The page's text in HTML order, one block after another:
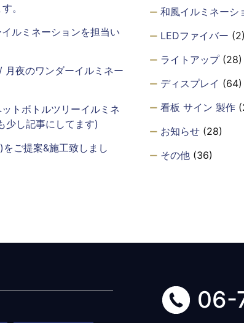
。
ルミネーションを担当い
夜のワンダーイルミネー
トボトルツリーイルミネ
少し記事にしてます)
ご提案&施工致しまし
和風イルミネーシ
LEDファイバー (2)
ライトアップ(28)
ディスプレイ (64)
看板 サイン 製作
お知らせ(28)
その他(36)
06-